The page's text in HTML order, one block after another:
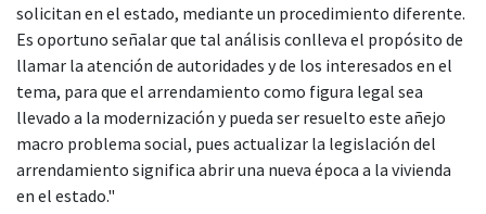
solicitan en el estado, mediante un procedimiento diferente.
Es oportuno señalar que tal análisis conlleva el propósito de
llamar la atención de autoridades y de los interesados en el
tema, para que el arrendamiento como figura legal sea
llevado a la modernización y pueda ser resuelto este añejo
macro problema social, pues actualizar la legislación del
arrendamiento significa abrir una nueva época a la vivienda
en el estado."